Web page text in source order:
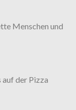
Menschen und
auf der Pizza